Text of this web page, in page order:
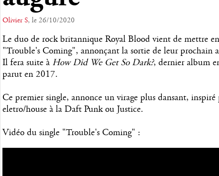
Olivier S, le 26/10/2020
Le duo de rock britannique Royal Blood vient de mettre
"Trouble's Coming", annonçant la sortie de leur prochain
Il fera suite à How Did We Get So Dark?, dernier album
parut en 2017.
Ce premier single, annonce un virage plus dansant,
eletro/house à la Daft Punk ou Justice.
Vidéo du single "Trouble's Coming" :